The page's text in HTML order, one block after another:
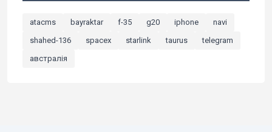
atacms bayraktar f-35 g20 iphone
navi
shahed-136
spacex starlink taurus
telegram
австралія